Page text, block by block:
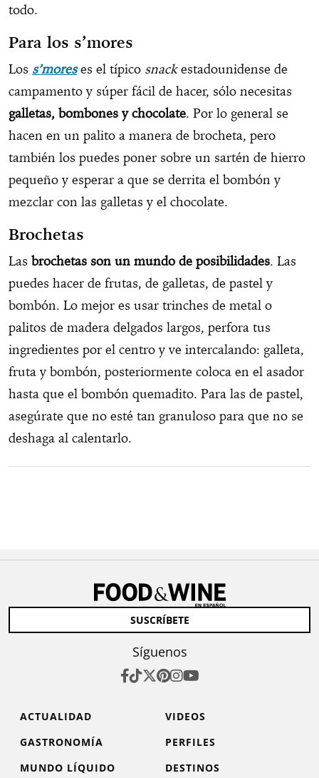
todo.
Para los s’mores
Los s’mores es el típico snackestadounidense de
campamento y súper fácil de hacer, sólo necesitas
galletas, bombones y chocolate. Por lo general se
hacen en un palito a manera de brocheta, pero
también los puedes poner sobre un sartén de hierro
pequeño y esperar a que se derrita el bombón y
mezclar con las galletas y el chocolate.
Brochetas
Las brochetas son un mundo de posibilidades. Las
puedes hacer de frutas, de galletas, de pastel y
bombón. Lo mejor es usar trinches de metal o
palitos de madera delgados largos, perfora tus
ingredientes por el centro y ve intercalando: galleta,
fruta y bombón, posteriormente coloca en el asador
hasta que el bombón quemadito. Para las de pastel,
asegúrate que no esté tan granuloso para que no se
deshaga al calentarlo.
SUSCRÍBETE
Síguenos
ACTUALIDAD
VIDEOS
GASTRONOMÍA
PERFILES
MUNDO LÍQUIDO
DESTINOS